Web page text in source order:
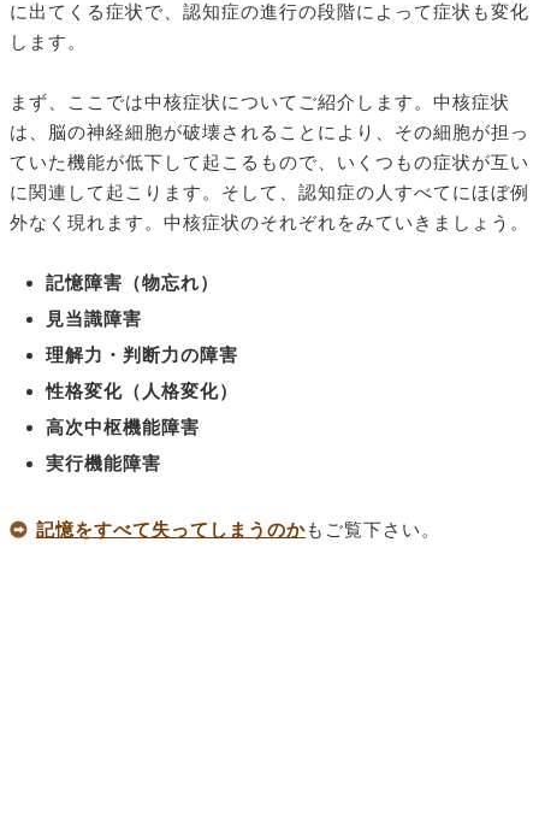
に出てくる症状で、認知症の進行の段階によって症状も変化
します。
まず、ここでは中核症状についてご紹介します。中核症状
は、脳の神経細胞が破壊されることにより、その細胞が担っ
ていた機能が低下して起こるもので、いくつもの症状が互い
に関連して起こります。そして、認知症の人すべてにほぼ例
外なく現れます。中核症状のそれぞれをみていきましょう。
記憶障害（物忘れ）
見当識障害
理解力・判断力の障害
性格変化（人格変化）
高次中枢機能障害
実行機能障害
記憶をすべて失ってしまうのかもご覧下さい。